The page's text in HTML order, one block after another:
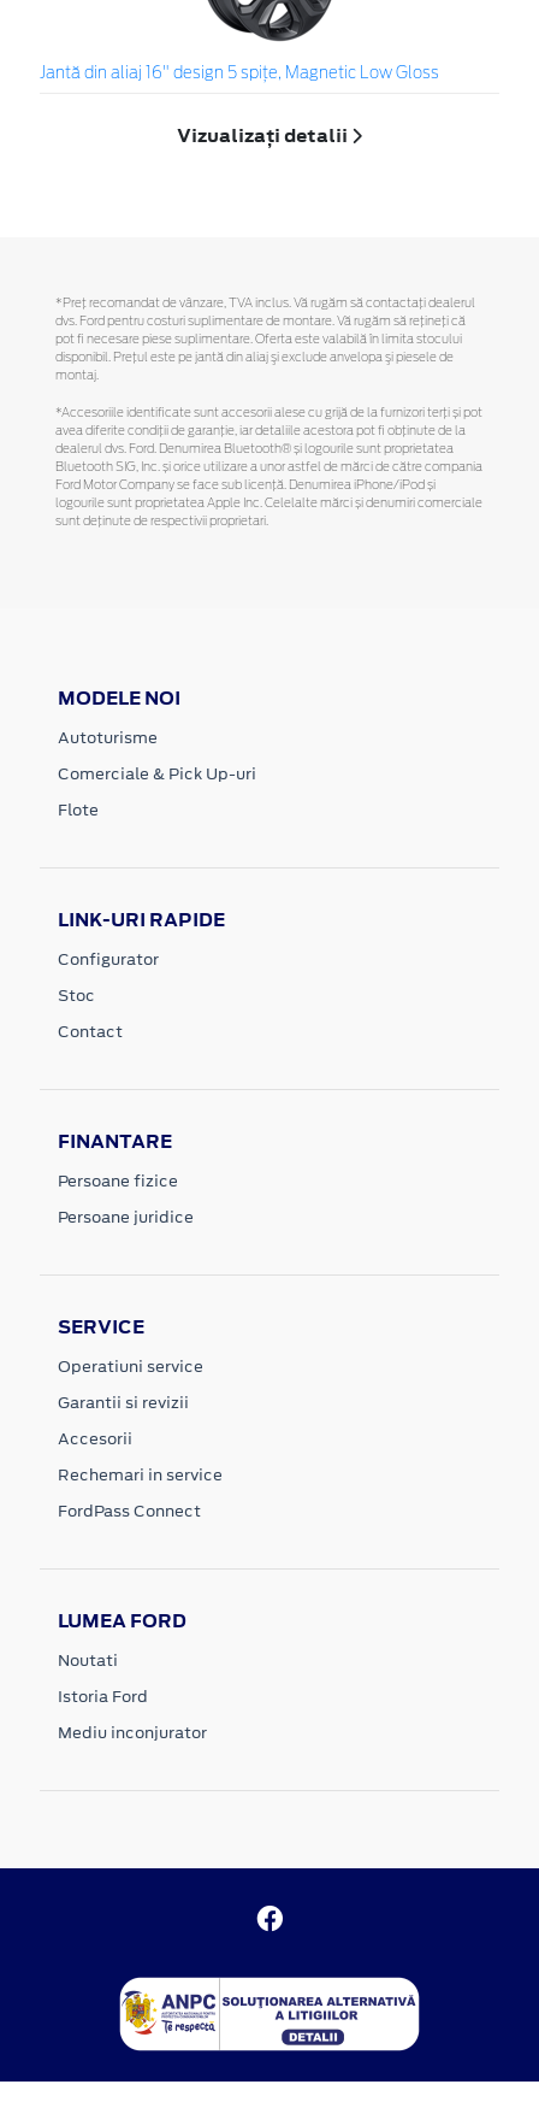
Jantă din aliaj 16" design 5 spițe, Magnetic Low Gloss
Vizualizați detalii
*Preţ recomandat de vânzare, TVA inclus. Vă rugăm să contactaţi dealerul
dvs. Ford pentru costuri suplimentare de montare. Vă rugăm să reţineţi că
pot fi necesare piese suplimentare. Oferta este valabilă în limita stocului
disponibil. Preţul este pe jantă din aliaj şi exclude anvelopa şi piesele de
montaj.
*Accesoriile identificate sunt accesorii alese cu grijă de la furnizori terți și pot
avea diferite condiții de garanție, iar detaliile acestora pot fi obținute de la
dealerul dvs. Ford. Denumirea Bluetooth® și logourile sunt proprietatea
Bluetooth SIG, Inc. și orice utilizare a unor astfel de mărci de către compania
Ford Motor Company se face sub licență. Denumirea iPhone/iPod și
logourile sunt proprietatea Apple Inc. Celelalte mărci și denumiri comerciale
sunt deținute de respectivii proprietari.
MODELE NOI
Autoturisme
Comerciale & Pick Up-uri
Flote
LINK-URI RAPIDE
Configurator
Stoc
Contact
FINANTARE
Persoane fizice
Persoane juridice
SERVICE
Operatiuni service
Garantii si revizii
Accesorii
Rechemari in service
FordPass Connect
LUMEA FORD
Noutati
Istoria Ford
Mediu inconjurator